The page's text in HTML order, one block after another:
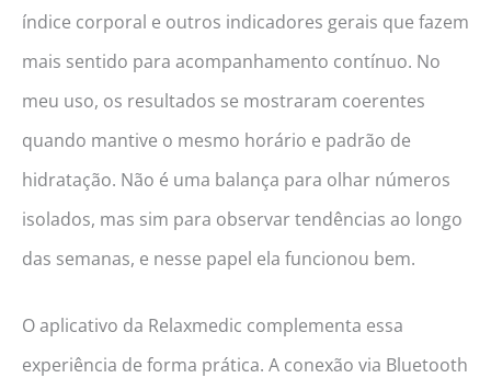
índice corporal e outros indicadores gerais que fazem
mais sentido para acompanhamento contínuo. No
meu uso, os resultados se mostraram coerentes
quando mantive o mesmo horário e padrão de
hidratação. Não é uma balança para olhar números
isolados, mas sim para observar tendências ao longo
das semanas, e nesse papel ela funcionou bem.
O aplicativo da Relaxmedic complementa essa
experiência de forma prática. A conexão via Bluetooth